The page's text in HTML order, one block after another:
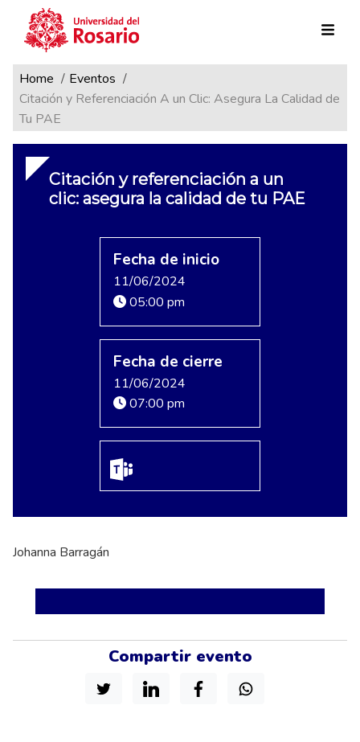
Pasar al contenido principal
Compartir evento
Ruta de navegación
Home
Eventos
Citación y Referenciación A un Clic: Asegura La Calidad de
Tu PAE
Citación y referenciación a un
clic: asegura la calidad de tu PAE
Fecha de inicio
11/06/2024
05:00 pm
Fecha de cierre
11/06/2024
07:00 pm
Johanna Barragán